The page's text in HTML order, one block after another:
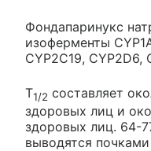
Фондапаринукс
изоферменты
CYP2C19, CYP2D6,
T1/2 составляет
здоровых лиц и
здоровых лиц. 64-
выводятся